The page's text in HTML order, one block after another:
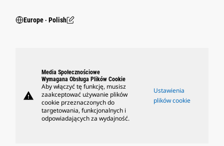
Europe ‧ Polish
warning
Media Społecznościowe
Wymagana Obsługa Plików Cookie
Aby włączyć tę funkcję, musisz
zaakceptować używanie plików
cookie przeznaczonych do
targetowania, funkcjonalnych i
odpowiadających za wydajność.
Ustawienia
plików cookie